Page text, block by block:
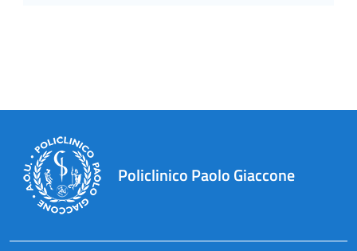
Policlinico Paolo Giaccone